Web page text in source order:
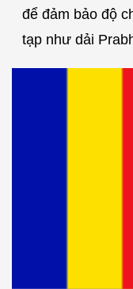
để đảm bảo độ
tạp như dải